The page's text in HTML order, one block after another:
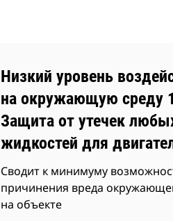
Низкий уровень
на окружающую среду
Защита от утечек
жидкостей для
Сводит к минимуму
причинения вреда
на объекте